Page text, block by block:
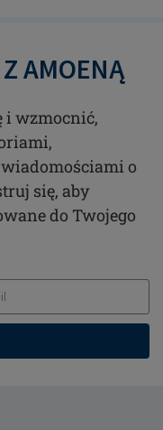
AMOENĄ
i wzmocnić,
o
się, aby
do Twojego